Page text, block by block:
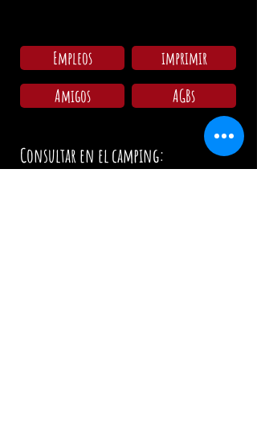
Empleos
imprimir
Amigos
AGBs
Consultar en el camping: